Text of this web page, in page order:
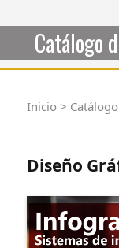
Catálogo
Inicio > Catálogo
Diseño